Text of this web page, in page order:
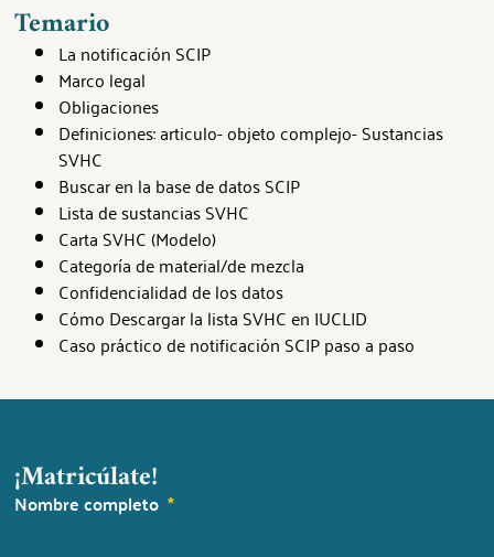
Temario
La notificación SCIP
Marco legal
Obligaciones
Definiciones: articulo- objeto complejo- Sustancias
SVHC
Buscar en la base de datos SCIP
Lista de sustancias SVHC
Carta SVHC (Modelo)
Categoría de material/de mezcla
Confidencialidad de los datos
Cómo Descargar la lista SVHC en IUCLID
Caso práctico de notificación SCIP paso a paso
¡Matricúlate!
Nombre completo